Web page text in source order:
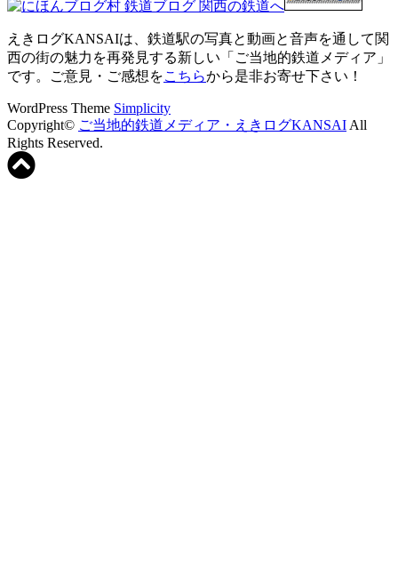
えきログKANSAIは、鉄道駅の写真と動画と音声を通して関
西の街の魅力を再発見する新しい「ご当地的鉄道メディア」
です。ご意見・ご感想をこちらから是非お寄せ下さい！
WordPress Theme Simplicity
Copyright© ご当地的鉄道メディア・えきログKANSAI All
Rights Reserved.